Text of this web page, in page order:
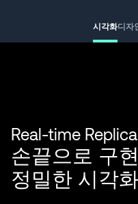
시각화디자
Real-time Replica
손끝으로 구
정밀한 시각